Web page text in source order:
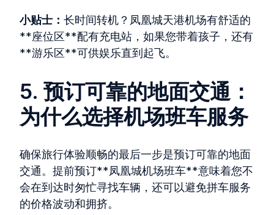
小贴士： 长时间转机？凤凰城天港机场有舒适的
**座位区**配有充电站，如果您带着孩子，还有
**游乐区**可供娱乐直到起飞。
5. 预订可靠的地面交通：
为什么选择机场班车服务
确保旅行体验顺畅的最后一步是预订可靠的地面
交通。提前预订**凤凰城机场班车**意味着您不
会在到达时匆忙寻找车辆，还可以避免拼车服务
的价格波动和拥挤。